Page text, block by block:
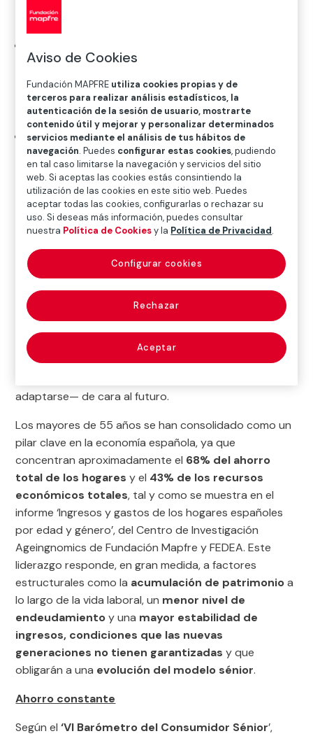
del hogar y alrededor del 43% de los recursos
económicos totales.
tranquilidad y previsión, el 85% tiene vivienda
en propiedad y la mayoría siente tranquilidad
económica (59%), pero solo el 25% cuenta con
planes de pensiones.
El futuro sistema de pensiones y las
condiciones económicas y laborales de las
nuevas generaciones aconsejan una
planificación más temprana y con
diversificación de ingresos para afrontar la
jubilación.
El debate sobre la sostenibilidad de las pensiones ha
situado el ahorro para la jubilación entre las principales
preocupaciones financieras de los hogares en España.
Por ello, en un contexto marcado por el
envejecimiento de la población y los cambios en el
sistema de pensiones, analizar el comportamiento
actual de la población sénior ofrece una referencia
adaptarse— de cara al futuro.
Los mayores de 55 años se han consolidado como un
pilar clave en la economía española, ya que
concentran aproximadamente el 68% del ahorro
total de los hogares y el 43% de los recursos
económicos totales, tal y como se muestra en el
informe ‘Ingresos y gastos de los hogares españoles
por edad y género’, del Centro de Investigación
Ageingnomics de Fundación Mapfre y FEDEA. Este
liderazgo responde, en gran medida, a factores
estructurales como la acumulación de patrimonioa
lo largo de la vida laboral, un menor nivel de
endeudamientoy una mayor estabilidad de
ingresos, condiciones que las nuevas
generaciones no tienen garantizadasy que
obligarán a una evolución del modelo sénior.
Ahorro constante
Según el‘VI Barómetro del Consumidor Sénior’,
Aviso de Cookies
Fundación MAPFRE utiliza cookies propias y de
terceros para realizar análisis estadísticos, la
autenticación de la sesión de usuario, mostrarte
contenido útil y mejorar y personalizar determinados
servicios mediante el análisis de tus hábitos de
navegación. Puedes configurar estas cookies, pudiendo
en tal caso limitarse la navegación y servicios del sitio
web. Si aceptas las cookies estás consintiendo la
utilización de las cookies en este sitio web. Puedes
aceptar todas las cookies, configurarlas o rechazar su
uso. Si deseas más información, puedes consultar
nuestra Política de Cookiesy la Política de Privacidad.
Rechazar
Aceptar
Configurar cookies